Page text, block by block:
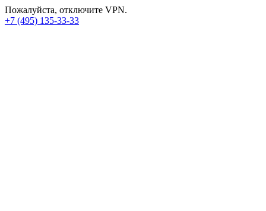
Пожалуйста, отключите VPN.
+7 (495) 135-33-33